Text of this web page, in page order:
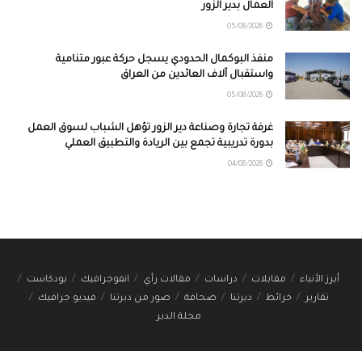
العمال بدير الزور
منفذ البوكمال الحدودي يسجل حركة عبور متنامية
واستقبال آلاف العائدين من العراق
غرفة تجارة وصناعة دير الزور تؤهل الشباب لسوق العمل
بدورة تدريبية تجمع بين الريادة والتطبيق العملي
أبرز الأنباء مقابلات دراسات مقالات رأي انفوجرافيك
بودكاست
تقارير
خرائط ديرتنا صحافة صور من ديرتنا
فيديو جرافيك
مجلة الدير